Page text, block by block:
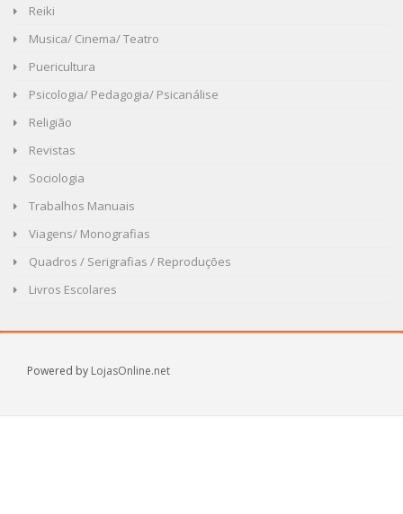
Reiki
Musica/ Cinema/ Teatro
Puericultura
Psicologia/ Pedagogia/ Psicanálise
Religião
Revistas
Sociologia
Trabalhos Manuais
Viagens/ Monografias
Quadros / Serigrafias / Reproduções
Livros Escolares
Powered by LojasOnline.net